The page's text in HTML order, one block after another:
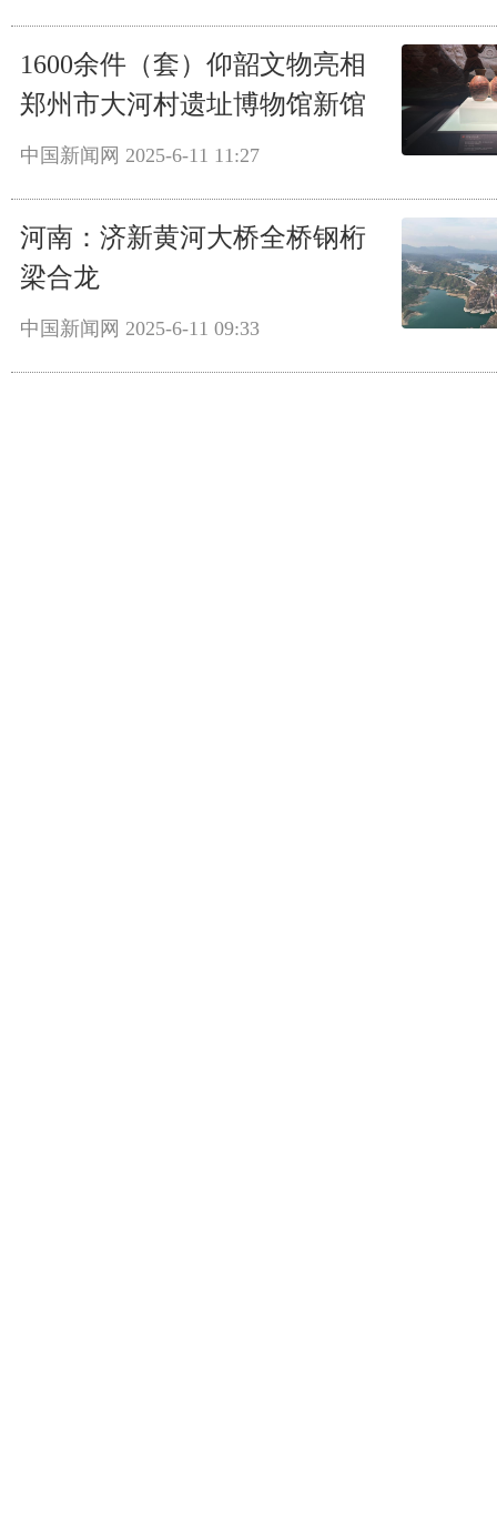
1600余件（套）仰韶文物亮相
郑州市大河村遗址博物馆新馆
中国新闻网 2025-6-11 11:27
河南：济新黄河大桥全桥钢桁
梁合龙
中国新闻网 2025-6-11 09:33